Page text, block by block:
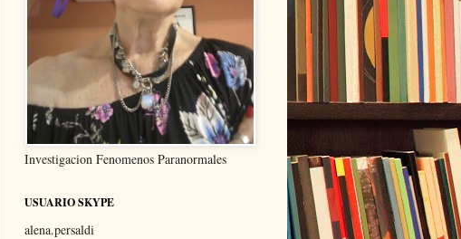
Investigacion Fenomenos Paranormales
USUARIO SKYPE
alena.persaldi